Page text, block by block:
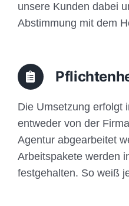
unsere Kunden dabei
Abstimmung mit dem
Die Umsetzung erfolgt
entweder von der
Agentur abgearbeitet
Arbeitspakete werden
festgehalten. So weiß